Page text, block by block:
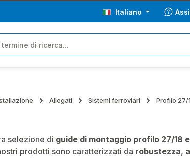
Italiano
Allegati Sistemi ferroviari Profilo
selezione di guide di montaggio profilo 27/18
prodotti sono caratterizzati da robustezza,